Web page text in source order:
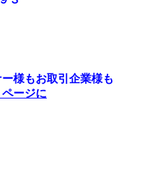
様もお取引企業様も
ージに